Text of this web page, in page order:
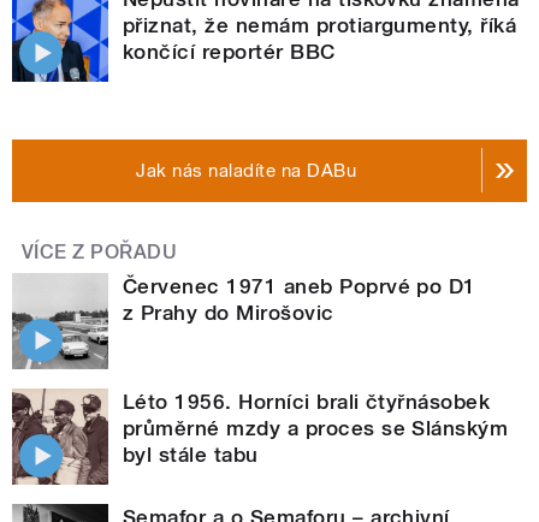
přiznat, že nemám protiargumenty, říká
končící reportér BBC
Jak nás naladíte na DABu
VÍCE Z POŘADU
Červenec 1971 aneb Poprvé po D1
z Prahy do Mirošovic
Léto 1956. Horníci brali čtyřnásobek
průměrné mzdy a proces se Slánským
byl stále tabu
Semafor a o Semaforu – archivní